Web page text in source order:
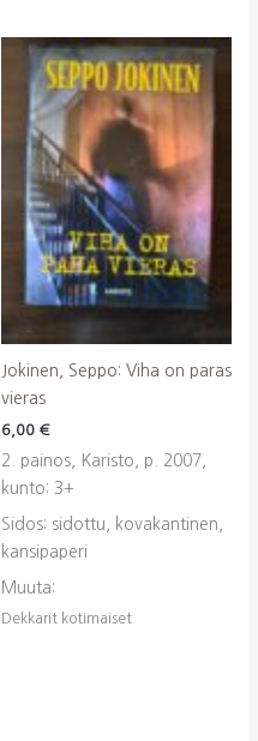
Jokinen, Seppo: Viha on paras
vieras
6,00 €
2. painos, Karisto, p. 2007,
kunto: 3+
Sidos: sidottu, kovakantinen,
kansipaperi
Muuta:
Dekkarit kotimaiset